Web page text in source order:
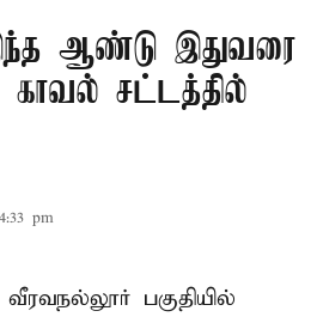
ஆண்டு இதுவரை
காவல் சட்டத்தில்
pm
பகுதியில்